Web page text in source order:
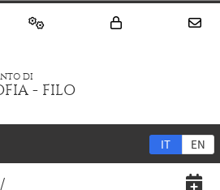
DI
- FILO
IT EN